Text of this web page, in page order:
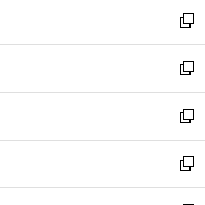
ド
ウ
で
開
く
ィ
ン
ド
ウ
で
開
く
い
ウ
ィ
ン
ド
ウ
で
開
新
し
い
ウ
ィ
ン
ド
ウ
新
し
い
ウ
ィ
ン
新
し
い
ウ
新
し